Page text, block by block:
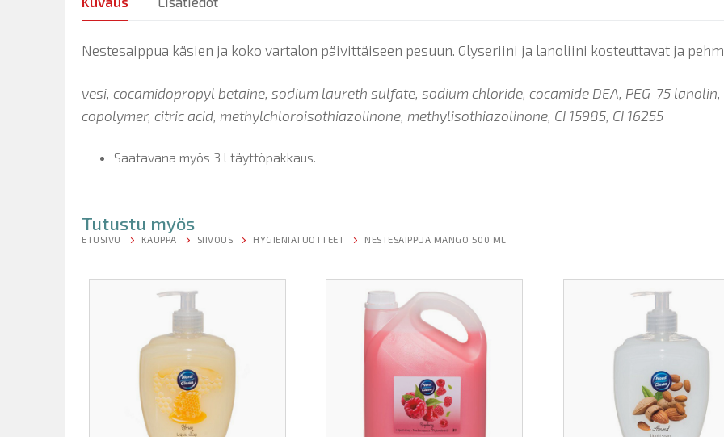
Nestesaippua käsien ja koko vartalon päivittäiseen pesuun. Glyseriini ja lanoliini kosteuttavat ja
vesi, cocamidopropyl betaine, sodium laureth sulfate, sodium chloride, cocamide DEA, PEG-75
copolymer, citric acid, methylchloroisothiazolinone, methylisothiazolinone, CI 15985, CI 16255
Saatavana myös 3 l täyttöpakkaus.
Tutustu myös
ETUSIVU KAUPPA SIIVOUS HYGIENIATUOTTEET NESTESAIPPUA MANGO 500 ML